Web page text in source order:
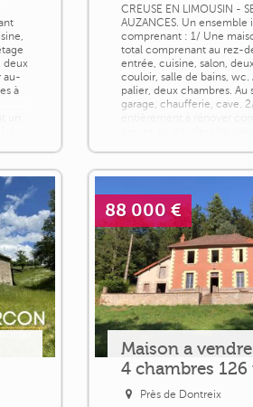
deux
au-
à
CREUSE EN LIMOUSIN -
AUZANCES. Un
comprenant : 1/ Une
total comprenant au rez-
entrée, cuisine, salon,
couloir, salle de bains, wc.
palier, deux chambres. Au
garage, chaufferie, cave.
88 000 €
Maison a vendre
4 chambres 126
Près de Dontreix